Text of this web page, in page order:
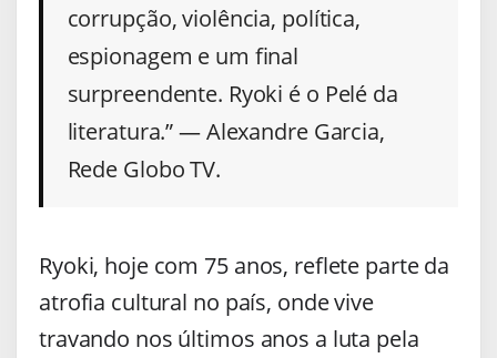
corrupção, violência, política,
espionagem e um final
surpreendente. Ryoki é o Pelé da
literatura.” — Alexandre Garcia,
Rede Globo TV.
Ryoki, hoje com 75 anos, reflete parte da
atrofia cultural no país, onde vive
travando nos últimos anos a luta pela